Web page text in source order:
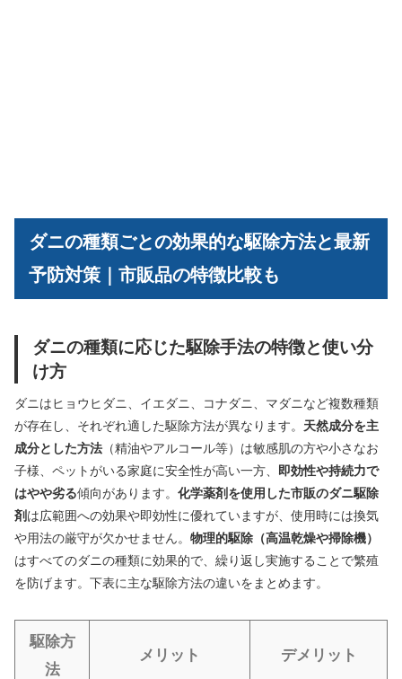
ダニの種類ごとの効果的な駆除方法と最新
予防対策｜市販品の特徴比較も
ダニの種類に応じた駆除手法の特徴と使い分
け方
ダニはヒョウヒダニ、イエダニ、コナダニ、マダニなど複数種類
が存在し、それぞれ適した駆除方法が異なります。 天然成分を主
成分とした方法 （精油やアルコール等）は敏感肌の方や小さなお
子様、ペットがいる家庭に安全性が高い一方、
即効性や持続力で
はやや劣る傾向があります。 化学薬剤を使用した市販のダニ駆除
剤は広範囲への効果や即効性に優れていますが、使用時には換気
や用法の厳守が欠かせません。 物理的駆除（高温乾燥や掃除機）
はすべてのダニの種類に効果的で、繰り返し実施することで繁殖
を防げます。下表に主な駆除方法の違いをまとめます。
駆除方
法
メリット デメリット